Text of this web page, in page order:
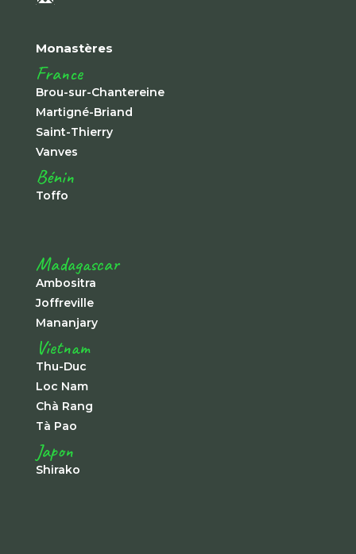
Monastères
France
Brou-sur-Chantereine
Martigné-Briand
Saint-Thierry
Vanves
Bénin
Toffo
Madagascar
Ambositra
Joffreville
Mananjary
Vietnam
Thu-Duc
Loc Nam
Chà Rang
Tà Pao
Japon
Shirako